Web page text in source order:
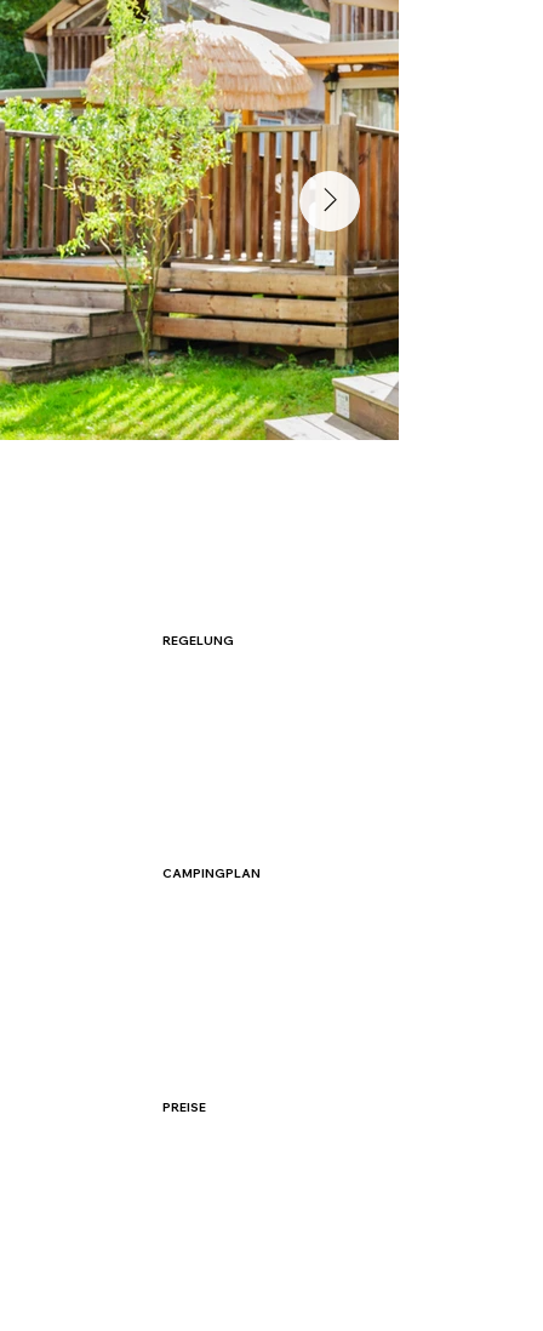
REGELUNG
CAMPINGPLAN
PREISE